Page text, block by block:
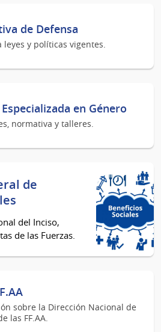
de Defensa
leyes y políticas vigentes.
en Género
normativa y talleres.
de
del Inciso,
de las Fuerzas.
sobre la Dirección Nacional de
las FF.AA.